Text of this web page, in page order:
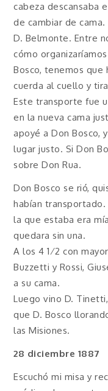
cabeza descansaba
de cambiar de
D. Belmonte. Entre
cómo
Bosco, tenemos que
cuerda al cuello y
Este transporte fue
en la nueva cama
apoyé a Don Bosco,
lugar justo. Si Don
sobre Don Rua.
Don Bosco se rió,
habían transportado.
la que estaba era
quedara sin una.
A los 4 1⁄2 con
Buzzetti y Rossi,
a su cama.
Luego vino D.
que D. Bosco
las Misiones.
28 diciembre 1887
Escuchó mi misa y